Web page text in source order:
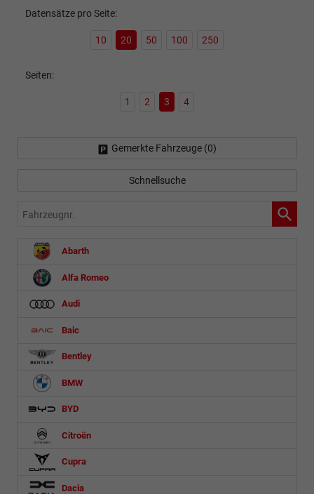
Datensätze pro Seite:
10 20 50 100 250
Seiten:
1 2 3 4
Gemerkte Fahrzeuge (0)
Schnellsuche
Fahrzeugnr.
Abarth
Alfa Romeo
Audi
Baic
Bentley
BMW
BYD
Citroën
Cupra
Dacia